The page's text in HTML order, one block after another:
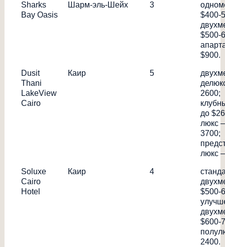
Sharks
Bay Oasis
Шарм-эль-Шейх 3
$400-
$500-
$900.
Dusit
Thani
LakeView
Cairo
Каир 5
2600;
до
люкс
3700;
люкс
Soluxe
Cairo
Hotel
Каир 4
$500-
$600-
2400.